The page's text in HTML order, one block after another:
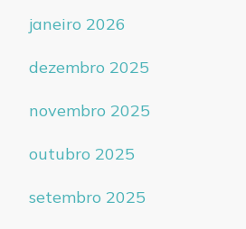
janeiro 2026
dezembro 2025
novembro 2025
outubro 2025
setembro 2025